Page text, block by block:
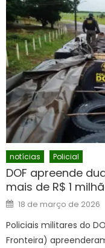
notícias Policial
DOF apreende
mais de R$ 1
Posted
on
18 de março de 2026
Policiais militares do
Fronteira)